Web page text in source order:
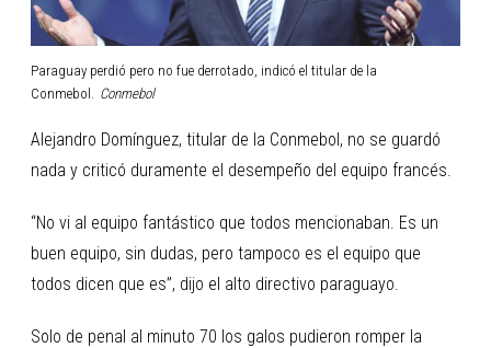
Paraguay perdió pero no fue derrotado, indicó el titular de la
Conmebol.
Conmebol
Alejandro Domínguez, titular de la Conmebol, no se guardó
nada y criticó duramente el desempeño del equipo francés.
“No vi al equipo fantástico que todos mencionaban. Es un
buen equipo, sin dudas, pero tampoco es el equipo que
todos dicen que es”, dijo el alto directivo paraguayo.
Solo de penal al minuto 70 los galos pudieron romper la